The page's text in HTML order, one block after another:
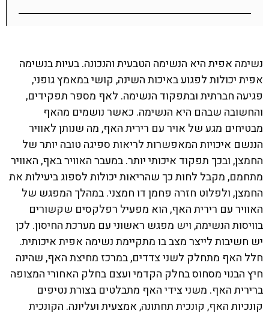
נשימה אפית היא הנשימה הטבעית והנכונה. בעיות בנשימה
אפית יכולות לפגוע באיכות השינה, קושי במאמץ גופני,
פגיעה חברתית ובתפקוד הנשימה. לאף מספר תפקידים,
והחשובה שבהם היא הנשימה. כאשר נושמים מהאף
מבטיחים מגע של אויר עם רירית האף, מה שנותן לאוויר
הננשם איכויות המאפשרות לריאות ספיגה טובה יותר של
החמצן, ובכך תפקוד איכותי יותר. במעבר האוויר באף, האוויר
מתחמם, מקבל לחות כך שהריאות יכולות לספוג ביעילות את
החמצן, ולפלוט חזרה פחמן דו חמצני. במהלך המפגש של
האוויר עם רירית האף, הוא מפעיל רפלקסים שקשורים
בוויסות הנשימה, ויש מפגש ראשוני עם מערכת החיסון. לכן
יש חשיבות לייצר מצב בו מתקיימת נשימה אפית איכותית.
חלל האף מתחלק לשני צדדים, במרכז מחיצת האף, שהינה
חיץ הבנוי מסחוס בחלק הקדמי ועצם בחלק האחורי המצופה
ברירית האף. משני צידי האף מתבלטים בצורת נטיפים
קונכיות האף, קונכית תחתונה, אמצעית ועליונה. הקונכית